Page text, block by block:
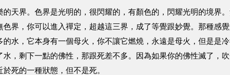
天界。色界是光明的，很閃耀的，有顏色的，閃耀光明的境界
界，你可以進入禪定，超越這三界，成了等覺跟妙覺。那種感覺
水，它本身有一個母火，你不讓它燃燒，永遠是母火，但是是
，剩下一點的佛性，那跟死差不多。因為如果你的佛性滅了，吹
死的一種狀態，但不是死。